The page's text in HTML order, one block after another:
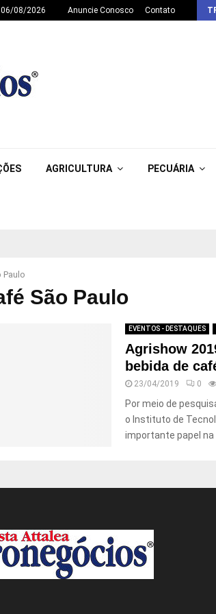
06/08/2026 Anuncie Conosco Contato
AGRICULTURA PECUÁRIA
Paulo
São Paulo
EVENTOS - DESTAQUES
Agrishow
bebida de
23/04/2019 0
Por meio de
o Instituto de
importante papel na